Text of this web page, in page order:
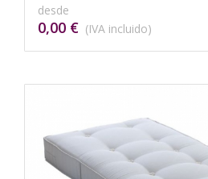
desde
0,00 € (IVA incluido)